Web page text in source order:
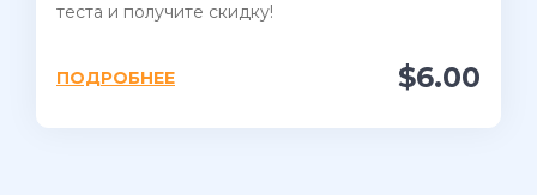
теста и получите скидку!
$6.00
ПОДРОБНЕЕ